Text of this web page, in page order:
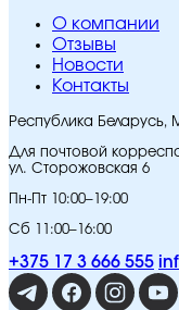
O компании
Отзывы
Новости
Контакты
Республика Беларусь,
Для почтовой
ул. Сторожовская 6
Пн-Пт 10:00–19:00
Сб 11:00–16:00
+375 17 3 666 555